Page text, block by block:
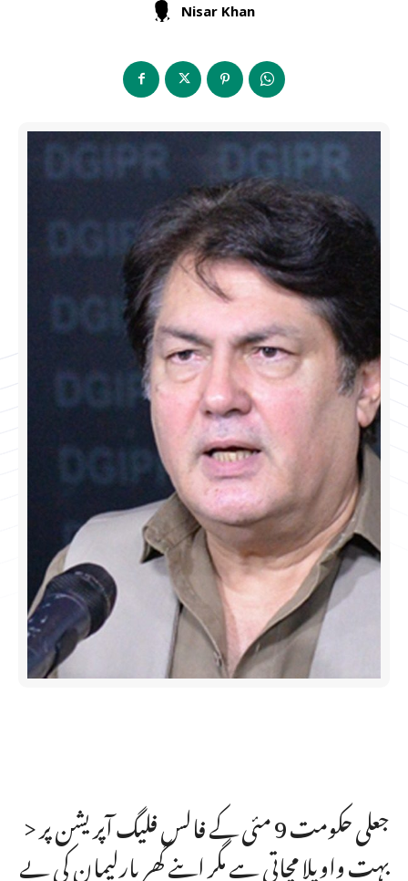
Nisar Khan
> جعلی حکومت 9 مئی کے فالس فلیگ آپریشن پر
بہت واویلا مچاتی ہے مگر اپنے گھر پارلیمان کی بے